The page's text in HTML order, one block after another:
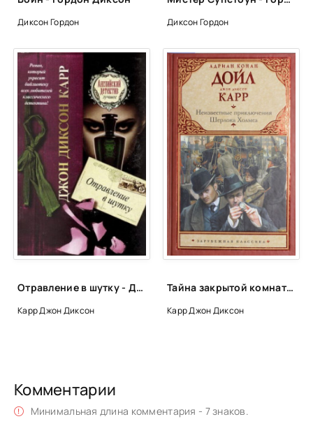
Диксон Гордон Диксон Гордон
Отравление в шутку - Джон Диксон Карр
Карр Джон Диксон
Тайна закрытой комнаты - Джон Диксон Карр , Артур Конан Дойл
Карр Джон Диксон
Комментарии
Минимальная длина комментария - 7 знаков.